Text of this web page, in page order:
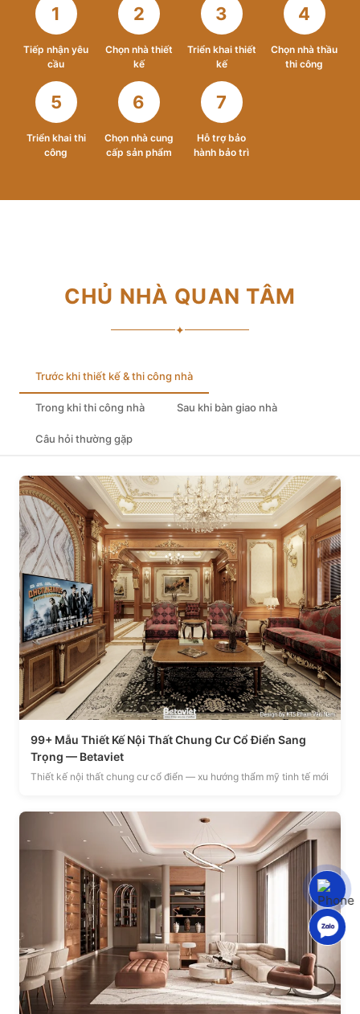
1
Tiếp nhận yêu
cầu
2
Chọn nhà thiết
kế
3
Triển khai thiết
kế
4
Chọn nhà thầu
thi công
5
Triển khai thi
công
6
Chọn nhà cung
cấp sản phẩm
7
Hỗ trợ bảo
hành bảo trì
CHỦ NHÀ QUAN TÂM
✦
Trước khi thiết kế & thi công nhà
Trong khi thi công nhà Sau khi bàn giao nhà
Câu hỏi thường gặp
99+ Mẫu Thiết Kế Nội Thất Chung Cư Cổ Điển Sang
Trọng — Betaviet
Thiết kế nội thất chung cư cổ điển — xu hướng thẩm mỹ tinh tế mới